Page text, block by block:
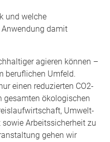
und welche
damit
agieren können –
beruflichen Umfeld.
einen reduzierten CO2-
gesamten ökologischen
Umwelt-
Arbeitssicherheit zu
gehen wir